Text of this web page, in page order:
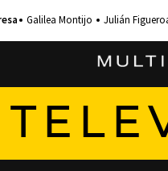
Galilea Montijo Julián